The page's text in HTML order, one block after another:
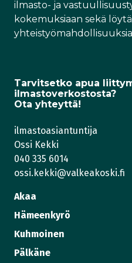
ilmasto- ja
kokemuksiaan sekä
Tarvitsetko apua
ilmastoverkostosta?
Ota yhteyttä!
ilmastoasiantuntija
Ossi Kekki
040 335 6014
ossi.kekki@valkeakoski.fi
Akaa
Hämeenkyrö
Kuhmoinen
Pälkäne